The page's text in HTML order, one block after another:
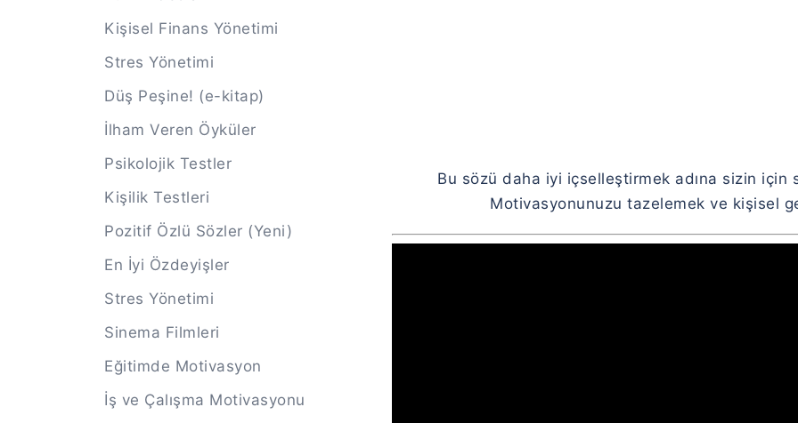
Bu sözü daha iyi içselleştirmek adına sizin için
Motivasyonunuzu tazelemek ve kişisel
Kişisel Finans Yönetimi
Stres Yönetimi
Düş Peşine! (e-kitap)
İlham Veren Öyküler
Psikolojik Testler
Kişilik Testleri
Pozitif Özlü Sözler (Yeni)
En İyi Özdeyişler
Stres Yönetimi
Sinema Filmleri
Eğitimde Motivasyon
İş ve Çalışma Motivasyonu